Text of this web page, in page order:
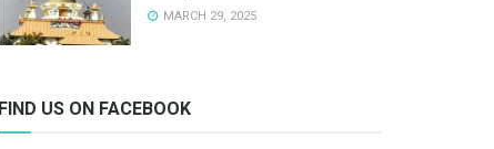
MARCH 29, 2025
FIND US ON FACEBOOK